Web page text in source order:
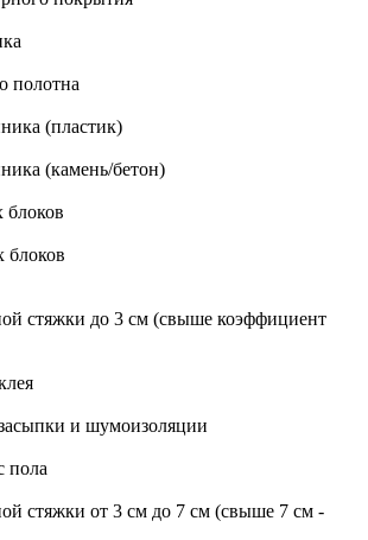
полотна
(пластик)
(камень/бетон)
блоков
стяжки до 3 см (свыше коэффициент
и шумоизоляции
пола
стяжки от 3 см до 7 см (свыше 7 см -